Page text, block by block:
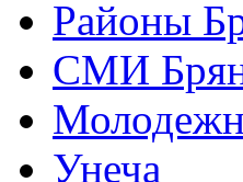
Районы
СМИ
Унеча